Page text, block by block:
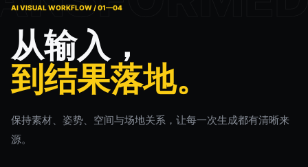
gpt-image-2
AI VISUAL WORKFLOW / 01—04
从输入，
到结果落地。
保持素材、姿势、空间与场地关系，让每一次生成都有清晰来
源。